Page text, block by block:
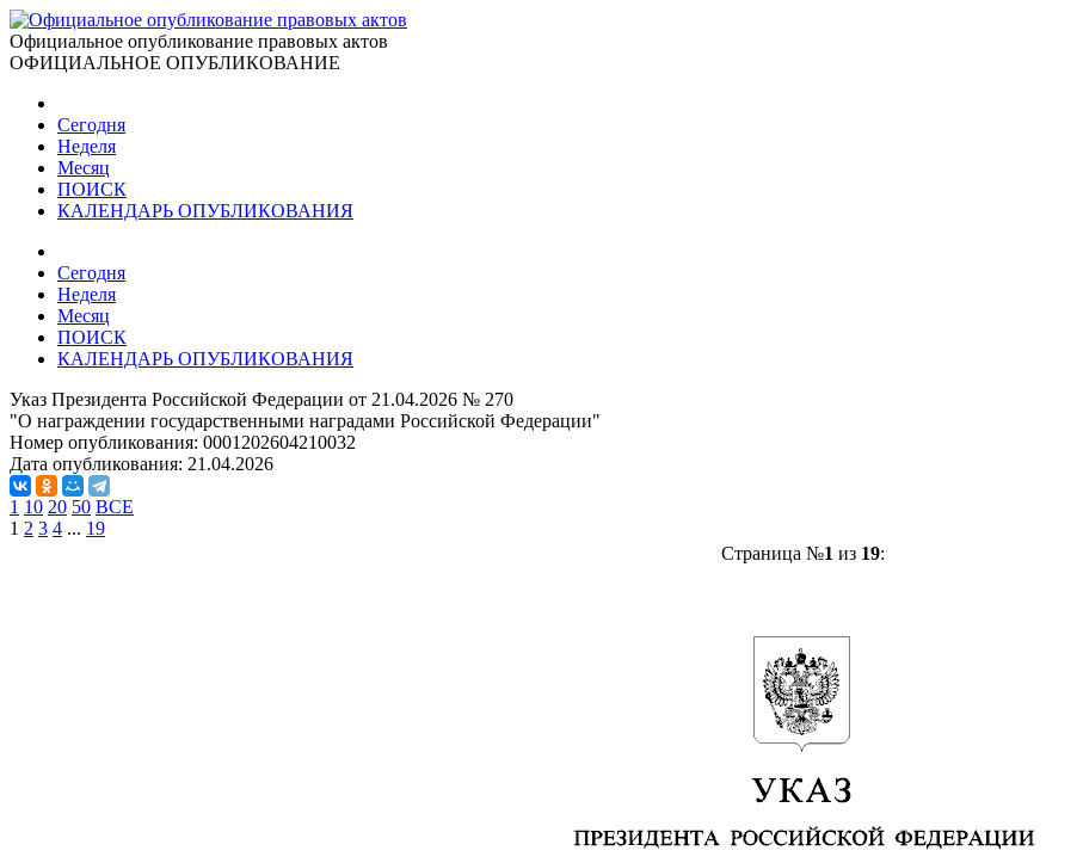
Официальное опубликование правовых актов
ОФИЦИАЛЬНОЕ ОПУБЛИКОВАНИЕ
Сегодня
Неделя
Месяц
ПОИСК
КАЛЕНДАРЬ ОПУБЛИКОВАНИЯ
Сегодня
Неделя
Месяц
ПОИСК
КАЛЕНДАРЬ ОПУБЛИКОВАНИЯ
Указ Президента Российской Федерации от 21.04.2026 № 270
"О награждении государственными наградами Российской Федерации"
Номер опубликования: 0001202604210032
Дата опубликования: 21.04.2026
1 10 20 50 ВСЕ
1 2 3 4 ... 19
Страница №1 из 19: